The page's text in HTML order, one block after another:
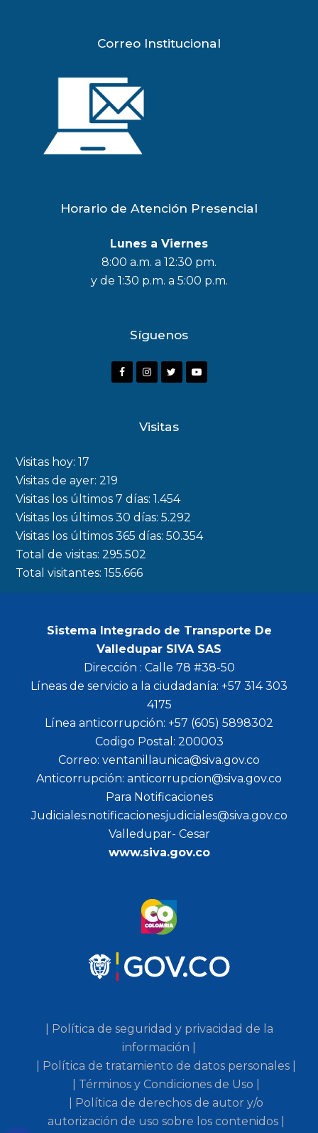
Correo Institucional
Horario de Atención Presencial
Lunes a Viernes
8:00 a.m. a 12:30 pm.
y de 1:30 p.m. a 5:00 p.m.
Síguenos
F
o
k
I
a
m
r
Y
Visitas
Visitas hoy:17
Visitas de ayer:219
Visitas los últimos 7 días:1.454
Visitas los últimos 30 días:5.292
Visitas los últimos 365 días:50.354
Total de visitas:295.502
Total visitantes:155.666
Sistema Integrado de Transporte De
Valledupar SIVA SAS
Dirección : Calle 78 #38-50
Líneas de servicio a la ciudadanía: +57 314 303
4175
Línea anticorrupción: +57 (605) 5898302
Codigo Postal: 200003
Correo: ventanillaunica@siva.gov.co
Anticorrupción: anticorrupcion@siva.gov.co
Para Notificaciones
Judiciales:notificacionesjudiciales@siva.gov.co
Valledupar- Cesar
www.siva.gov.co
| Política de seguridad y privacidad de la
información |
| Política de tratamiento de datos personales |
| Términos y Condiciones de Uso |
| Política de derechos de autor y/o
autorización de uso sobre los contenidos |